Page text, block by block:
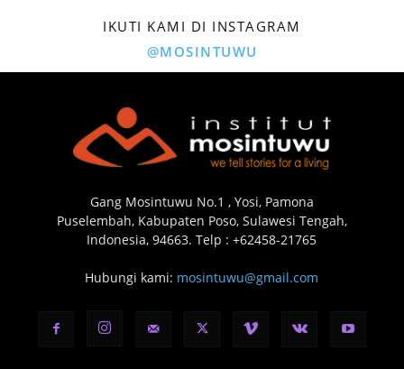
IKUTI KAMI DI INSTAGRAM
@MOSINTUWU
Gang Mosintuwu No.1 , Yosi, Pamona
Puselembah, Kabupaten Poso, Sulawesi Tengah,
Indonesia, 94663. Telp : +62458-21765
Hubungi kami: mosintuwu@gmail.com